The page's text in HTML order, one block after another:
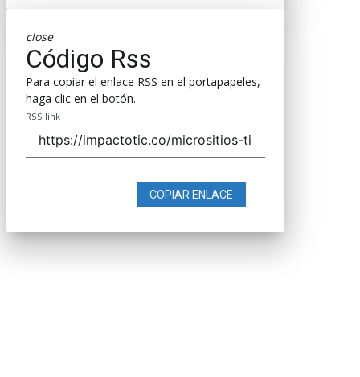
close
Código Rss
Para copiar el enlace RSS en el portapapeles,
haga clic en el botón.
RSS link
COPIAR ENLACE